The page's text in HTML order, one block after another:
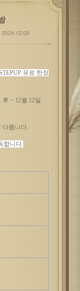
2024-12-05
유료 한정
~ 12월 12일
다릅니다.
합니다.